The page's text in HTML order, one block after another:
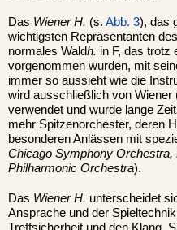
Das Wiener H. (s. Abb. 3), das
wichtigsten Repräsentanten
normales Waldh. in F, das trotz
vorgenommen wurden, mit
immer so aussieht wie die
wird ausschließlich von
verwendet und wurde lange
mehr Spitzenorchester, deren
besonderen Anlässen mit
Chicago Symphony
Philharmonic Orchestra).
Das Wiener H. unterscheidet
Ansprache und der